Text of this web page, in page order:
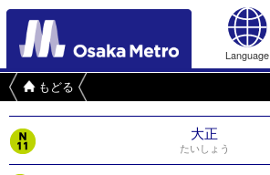
Language
もどる
大正
たいしょう